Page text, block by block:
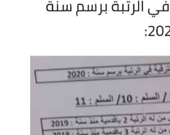
المستوى السادس
فروض و امتحانات
التقويم التشخيصي